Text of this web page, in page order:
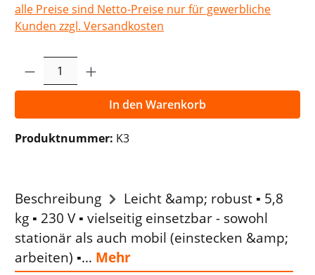
alle Preise sind Netto-Preise nur für gewerbliche
Kunden zzgl. Versandkosten
Produkt Anzahl: Gib den gewünschten
In den Warenkorb
Produktnummer: K3
Beschreibung
Leicht &amp; robust ▪ 5,8
kg ▪ 230 V ▪ vielseitig einsetzbar - sowohl
stationär als auch mobil (einstecken &amp;
arbeiten) ▪… Mehr